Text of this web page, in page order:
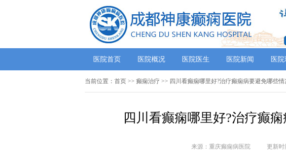
医院首页 医院概况 医院医生 医院新闻 医
当前位置： 首页 >> 癫痫治疗 >> 四川看癫痫哪里好?治疗癫痫病要避免哪些情
四川看癫痫哪里好?治疗癫
来源：重庆癫痫病医院 更新时